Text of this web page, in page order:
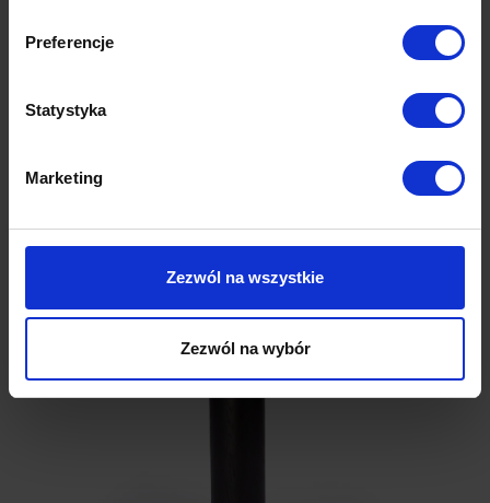
Preferencje
Statystyka
Marketing
Zezwól na wszystkie
Zezwól na wybór
Dane techniczne
Produkty z tej samej kolekcji